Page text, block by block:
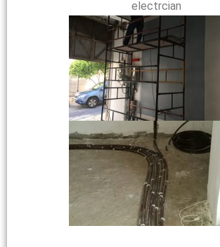
electrcian